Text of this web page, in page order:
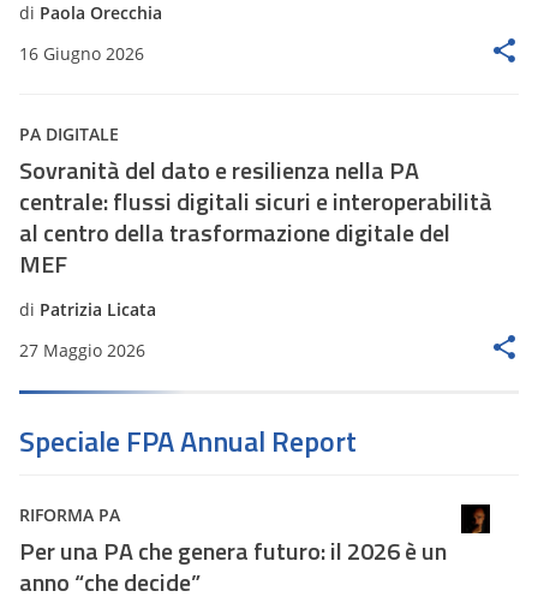
di Paola Orecchia
16 Giugno 2026
PA DIGITALE
Sovranità del dato e resilienza nella PA
centrale: flussi digitali sicuri e interoperabilità
al centro della trasformazione digitale del
MEF
di Patrizia Licata
27 Maggio 2026
Speciale FPA Annual Report
RIFORMA PA
Per una PA che genera futuro: il 2026 è un
anno “che decide”